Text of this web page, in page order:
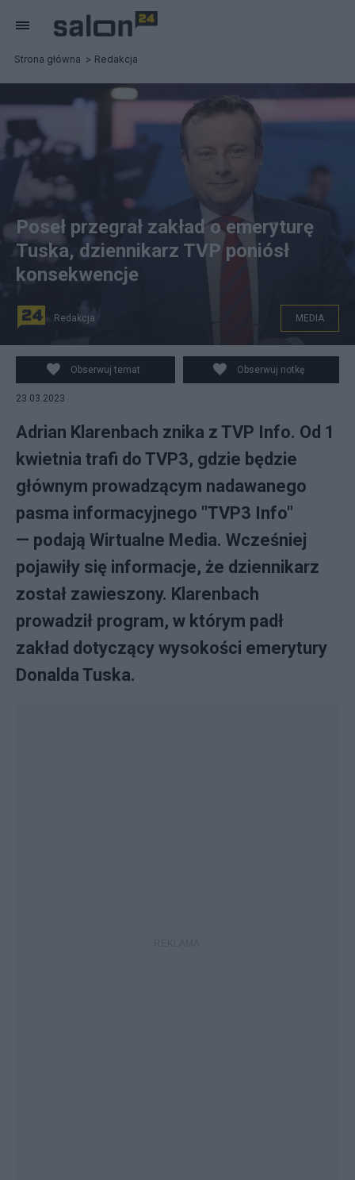
Strona główna Redakcja
Adrian Klarenbach znika z TVP Info. (fot. Facebook)
Poseł przegrał zakład o emeryturę
Tuska, dziennikarz TVP poniósł
konsekwencje
Redakcja MEDIA
Obserwuj temat Obserwuj notkę
23.03.2023
Adrian Klarenbach znika z TVP Info. Od 1
kwietnia trafi do TVP3, gdzie będzie
głównym prowadzącym nadawanego
pasma informacyjnego "TVP3 Info"
— podają Wirtualne Media. Wcześniej
pojawiły się informacje, że dziennikarz
został zawieszony. Klarenbach
prowadził program, w którym padł
zakład dotyczący wysokości emerytury
Donalda Tuska.